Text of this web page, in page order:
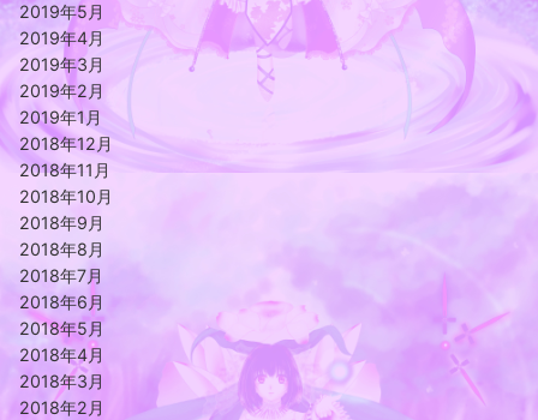
2019年5月
2019年4月
2019年3月
2019年2月
2019年1月
2018年12月
2018年11月
2018年10月
2018年9月
2018年8月
2018年7月
2018年6月
2018年5月
2018年4月
2018年3月
2018年2月